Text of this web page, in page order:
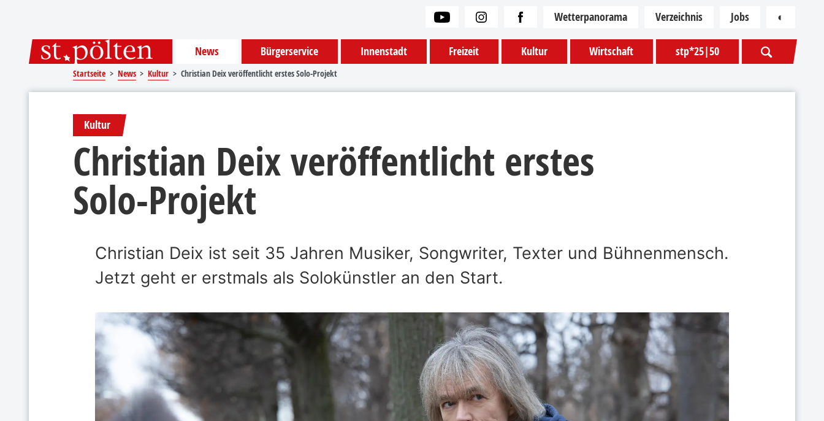
News Bürgerservice Innenstadt Freizeit Kultur Wirtschaft stp*25|50
Wetterpanorama Verzeichnis Jobs ◐
Startseite News Kultur Christian Deix veröffentlicht erstes Solo-Projekt
Kultur
Christian Deix veröffentlicht erstes
Solo-Projekt
Christian Deix ist seit 35 Jahren Musiker, Songwriter, Texter und Bühnenmensch.
Jetzt geht er erstmals als Solokünstler an den Start.